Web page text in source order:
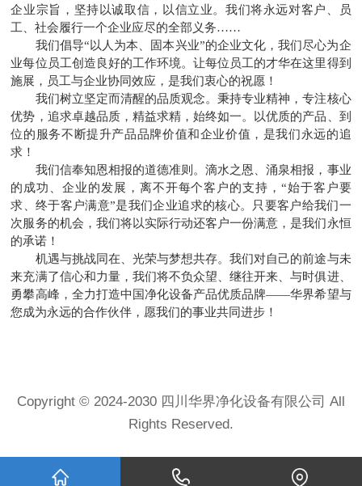
企业宗旨，坚持以诚取信，以信立业。我们将永远对客户、员
工、社会履行一个企业应尽的全部义务……
我们倡导“以人为本、固本兴业”的企业文化，我们尽心为企
业每位员工创造良好的工作环境。让每位员工的才华在这里得到
施展，员工与企业协同效应，是我们衷心的祝愿！
我们树立坚定而清醒的品质观念。秉持专业精神，专注核心
优势，追求卓越品质，精益求精，始终如一。以优质的产品、到
位的服务不断提升产品品牌价值和企业价值，是我们永远的追
求！
我们信奉知恩相报的道德准则。滴水之恩、涌泉相报，事业
的成功、企业的发展，离不开每个客户的支持，“始于客户要
求、终于客户满意”是我们企业追求的核心。只要客户给我们一
次服务的机会，我们将以实际行动还客户一份满意，是我们永恒
的承诺！
机遇与挑战同在、光荣与梦想共存。我们对自己的前途与未
来充满了信心和力量，我们将不负众望、继往开来、与时俱进、
勇攀高峰，全力打造中国净化设备产品优质品牌——华界希望与
您成为永远的合作伙伴，愿我们的事业共同进步！
Copyright © 2024-2030 四川华界净化设备有限公司 All
Rights Reserved.